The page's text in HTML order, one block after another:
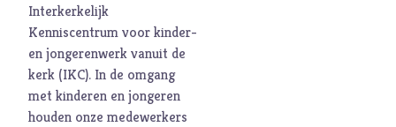
Interkerkelijk
Kenniscentrum voor kinder-
en jongerenwerk vanuit de
kerk (IKC). In de omgang
met kinderen en jongeren
houden onze medewerkers